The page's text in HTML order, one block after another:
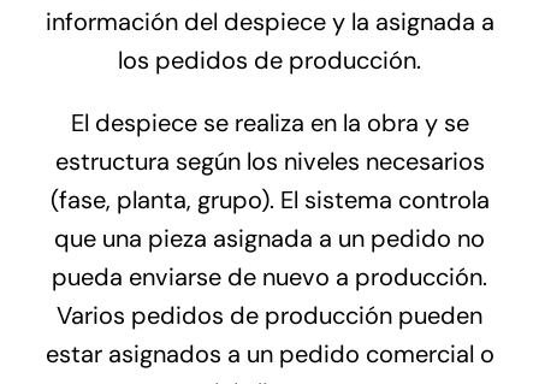
información del despiece y la asignada a
los pedidos de producción.
El despiece se realiza en la obra y se
estructura según los niveles necesarios
(fase, planta, grupo). El sistema controla
que una pieza asignada a un pedido no
pueda enviarse de nuevo a producción.
Varios pedidos de producción pueden
estar asignados a un pedido comercial o